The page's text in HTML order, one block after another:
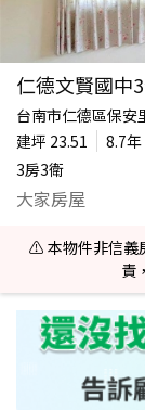
台南市仁德區保安
建坪 23.51
8.7年
3房3衛
大家房屋
⚠️ 本物件非信義
責